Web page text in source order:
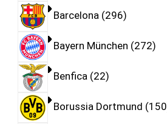
Barcelona 296
Bayern München 272
Benfica 22
Borussia Dortmund 150